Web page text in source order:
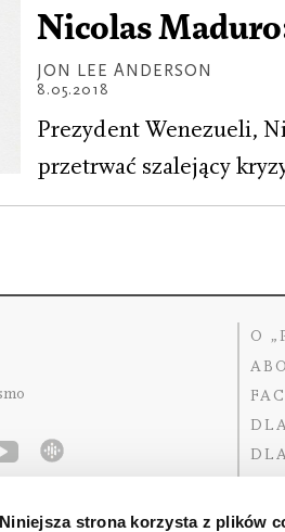
Niniejsza strona korzysta z plików
Nicolas
JON LEE ANDERSON
8.05.2018
Prezydent Wenezueli,
przetrwać szalejący
O